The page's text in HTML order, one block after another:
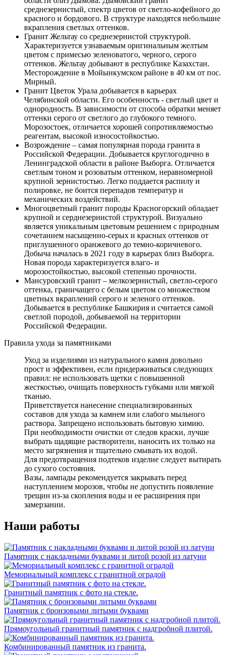
среднезернистый, спектр цветов от светло-кофейного до
красного и бордового. В структуре находятся небольшие
вкрапления светлых оттенков.
Гранит Жельтау со среднезернистой структурой.
Характеризуется узнаваемым оригинальным желтым
цветом с примесью зеленоватого, черного, серого
оттенков. Жельтау добывают в республике Казахстан.
Месторождение в Мойынкумском районе в 40 км от пос.
Мирный.
Гранит Цветок Урала добывается в карьерах
Челябинской области. Его особенность - светлый цвет и
однородность. В зависимости от способа обратки меняет
оттенки серого от светлого до глубокого темного.
Морозостоек, отличается хорошей сопротивляемостью
реагентам, высокой износостойкостью.
Возрождение – самая популярная порода гранита в
Российской Федерации. Добывается круглогодично в
Ленинградской области в районе Выборга. Отличается
светлым тоном и розоватым оттенком, неравномерной
крупной зернистостью. Легко поддается распилу и
полировке, не боится перепадов температур и
механических воздействий.
Многоцветный гранит породы Красногорский обладает
крупной и серднезернистой структурой. Визуально
является уникальным цветовым решением с природным
сочетанием насыщенно-серых и красных оттенков от
приглушенного оранжевого до темно-коричневого.
Добыча началась в 2021 году в карьерах близ Выборга.
Новая порода характеризуется влаго- и
морозостойкостью, высокой степенью прочности.
Мансуровский гранит – мелкозернистый, светло-серого
оттенка, граничащего с белым цветом со множеством
цветных вкраплений серого и зеленого оттенков.
Добывается в республике Башкирия и считается самой
светлой породой, добываемой на территории
Российской Федерации.
Правила ухода за памятниками
Уход за изделиями из натурального камня довольно
прост и эффективен, если придерживаться следующих
правил: не использовать щетки с повышенной
жесткостью, очищать поверхность губками или мягкой
тканью.
Приветствуется нанесение специализированных
составов для ухода за камнем или слабого мыльного
раствора. Запрещено использовать бытовую химию.
При необходимости очистки от следов краски, лучше
выбрать щадящие растворители, наносить их только на
место загрязнения и тщательно смывать их водой.
Для предотвращения подтеков изделие следует вытирать
до сухого состояния.
Вазы, лампады рекомендуется закрывать перед
наступлением морозов, чтобы не допустить появление
трещин из-за скопления воды и ее расширения при
замерзании.
Наши работы
Памятник с накладными буквами и литой розой из латуни
Мемориальный комплекс с гранитной оградой
Гранитный памятник с фото на стекле.
Памятник с бронзовыми литыми буквами
Прямоугольный гранитный памятник с надгробной плитой.
Комбинированный памятник из гранита.